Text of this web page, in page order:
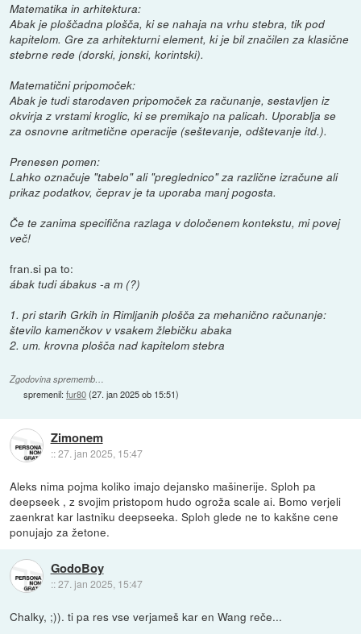
Matematika in arhitektura:
Abak je ploščadna plošča, ki se nahaja na vrhu stebra, tik pod
kapitelom. Gre za arhitekturni element, ki je bil značilen za klasične
stebrne rede (dorski, jonski, korintski).
Matematični pripomoček:
Abak je tudi starodaven pripomoček za računanje, sestavljen iz
okvirja z vrstami kroglic, ki se premikajo na palicah. Uporablja se
za osnovne aritmetične operacije (seštevanje, odštevanje itd.).
Prenesen pomen:
Lahko označuje "tabelo" ali "preglednico" za različne izračune ali
prikaz podatkov, čeprav je ta uporaba manj pogosta.
Če te zanima specifična razlaga v določenem kontekstu, mi povej
več!
fran.si pa to:
ábak tudi ábakus -a m (?)
1. pri starih Grkih in Rimljanih plošča za mehanično računanje:
število kamenčkov v vsakem žlebičku abaka
2. um. krovna plošča nad kapitelom stebra
Zgodovina sprememb…
spremenil:fur80(27. jan 2025 ob 15:51)
Zimonem
::27. jan 2025, 15:47
Aleks nima pojma koliko imajo dejansko mašinerije. Sploh pa
deepseek , z svojim pristopom hudo ogroža scale ai. Bomo verjeli
zaenkrat kar lastniku deepseeka. Sploh glede ne to kakšne cene
ponujajo za žetone.
GodoBoy
::27. jan 2025, 15:47
Chalky, ;)). ti pa res vse verjameš kar en Wang reče...